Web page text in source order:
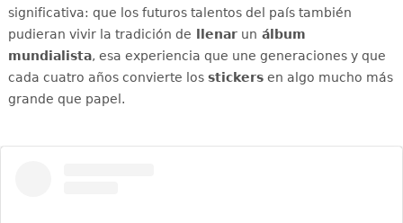
significativa: que los futuros talentos del país también
pudieran vivir la tradición de llenarun álbum
mundialista, esa experiencia que une generaciones y que
cada cuatro años convierte los stickersen algo mucho más
grande que papel.